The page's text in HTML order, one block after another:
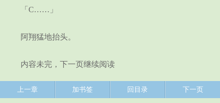
「C……」
阿翔猛地抬头。
内容未完，下一页继续阅读
上一章 加书签 回目录 下一页